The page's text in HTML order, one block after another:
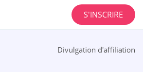
S'INSCRIRE
Divulgation d'affiliation